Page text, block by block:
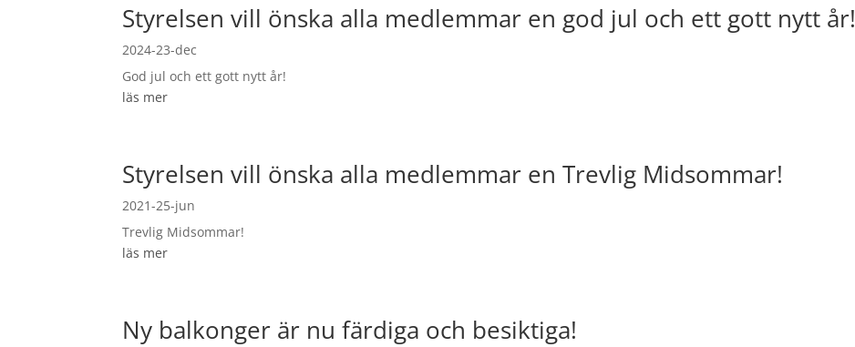
Styrelsen vill önska alla medlemmar en god jul och ett gott nytt år!
2024-23-dec
God jul och ett gott nytt år!
läs mer
Styrelsen vill önska alla medlemmar en Trevlig Midsommar!
2021-25-jun
Trevlig Midsommar!
läs mer
Ny balkonger är nu färdiga och besiktiga!